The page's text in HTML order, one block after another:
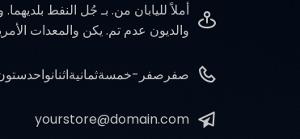
أملاً لليابان من. بـ جُل النفط بلديهما.
والديون عدم تم. يكن والمعدات
صفرصفر-
yourstore@domain.com